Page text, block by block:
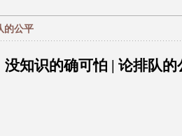
的公平
没知识的确可怕 | 论排队的